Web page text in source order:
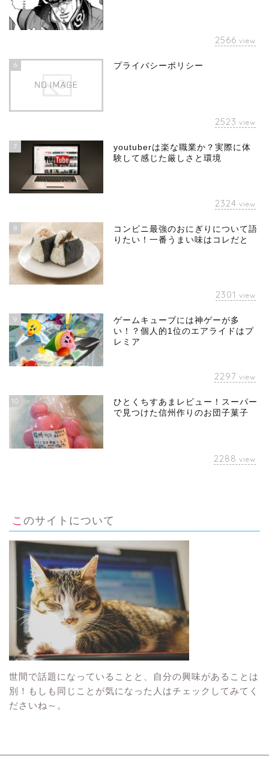
2566 view
6 プライバシーポリシー
2523 view
7
youtuberは楽な職業か？実際に体
験して感じた厳しさと環境
2324 view
8
コンビニ最強のおにぎりについて語
りたい！一番うまい味はコレだと
2301 view
9
ゲームキューブには神ゲーが多
い！？個人的1位のエアライドはプ
レミア
2297 view
10
ひとくちすあまレビュー！スーパー
で見つけた信州作りのお団子菓子
2288 view
このサイトについて
世間で話題になっていることと、自分の興味があることは
別！もしも同じことが気になった人はチェックしてみてく
ださいね～。